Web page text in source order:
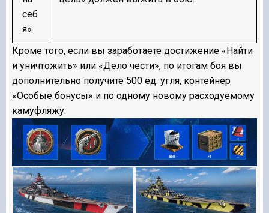
себ
я»
Кроме того, если вы заработаете достижение «Найти
и уничтожить» или «Дело чести», по итогам боя вы
дополнительно получите 500 ед. угля, контейнер
«Особые бонусы» и по одному новому расходуемому
камуфляжу.